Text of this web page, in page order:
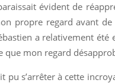
évident de
propre regard avant
a relativement
que mon regard
pu s’arrêter à cette